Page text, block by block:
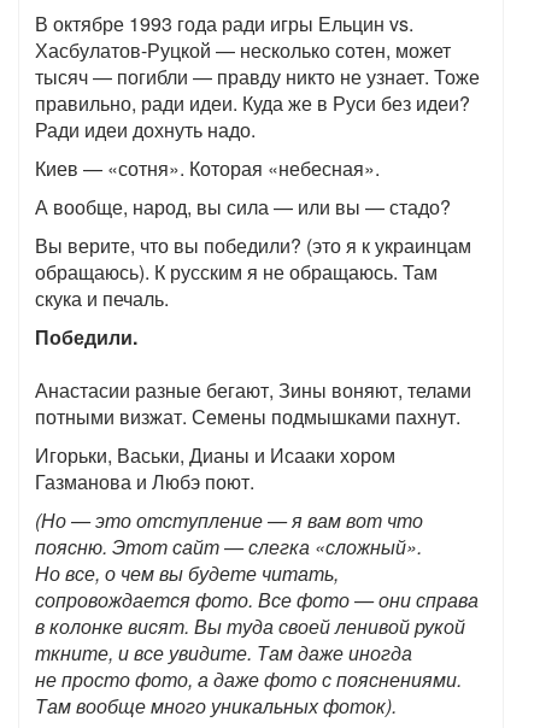
В октябре 1993 года ради игры Ельцин vs.
Хасбулатов-Руцкой — несколько сотен, может
тысяч — погибли — правду никто не узнает. Тоже
правильно, ради идеи. Куда же в Руси без идеи?
Ради идеи дохнуть надо.
Киев — «сотня». Которая «небесная».
А вообще, народ, вы сила — или вы — стадо?
Вы верите, что вы победили? (это я к украинцам
обращаюсь). К русским я не обращаюсь. Там
скука и печаль.
Победили.
Анастасии разные бегают, Зины воняют, телами
потными визжат. Семены подмышками пахнут.
Игорьки, Васьки, Дианы и Исааки хором
Газманова и Любэ поют.
(Но — это отступление — я вам вот что
поясню. Этот сайт — слегка «сложный».
Но все, о чем вы будете читать,
сопровождается фото. Все фото — они справа
в колонке висят. Вы туда своей ленивой рукой
ткните, и все увидите. Там даже иногда
не просто фото, а даже фото с пояснениями.
Там вообще много уникальных фоток).